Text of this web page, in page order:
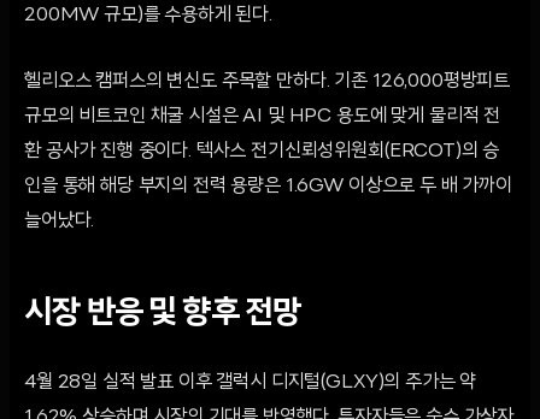
200MW 규모)를 수용하게 된다.
헬리오스 캠퍼스의 변신도 주목할 만하다. 기존 126,000평방피트
규모의 비트코인 채굴 시설은 AI 및 HPC 용도에 맞게 물리적 전
환 공사가 진행 중이다. 텍사스 전기신뢰성위원회(ERCOT)의 승
인을 통해 해당 부지의 전력 용량은 1.6GW 이상으로 두 배 가까이
늘어났다.
시장 반응 및 향후 전망
4월 28일 실적 발표 이후 갤럭시 디지털(GLXY)의 주가는 약